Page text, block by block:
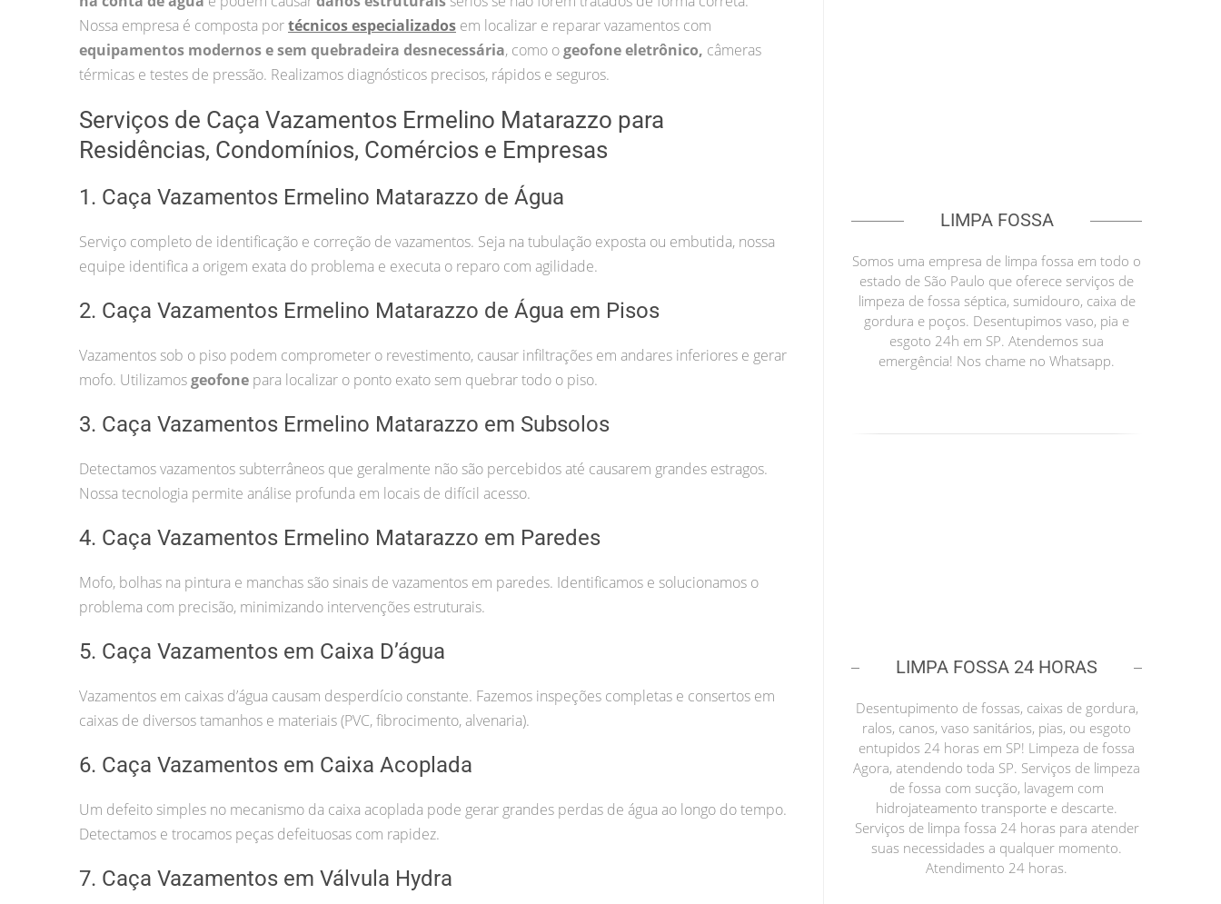
Nossa empresa é composta portécnicos especializados em localizar e reparar vazamentos com
equipamentos modernos e sem quebradeira desnecessária, como ogeofone eletrônico, câmeras
térmicas e testes de pressão. Realizamos diagnósticos precisos, rápidos e seguros.
Serviços de Caça Vazamentos Ermelino Matarazzo para
Residências, Condomínios, Comércios e Empresas
1. Caça Vazamentos Ermelino Matarazzo de Água
Serviço completo de identificação e correção de vazamentos. Seja na tubulação exposta ou embutida, nossa
equipe identifica a origem exata do problema e executa o reparo com agilidade.
2. Caça Vazamentos Ermelino Matarazzo de Água em Pisos
Vazamentos sob o piso podem comprometer o revestimento, causar infiltrações em andares inferiores e gerar
mofo. Utilizamosgeofone para localizar o ponto exato sem quebrar todo o piso.
3. Caça Vazamentos Ermelino Matarazzo em Subsolos
Detectamos vazamentos subterrâneos que geralmente não são percebidos até causarem grandes estragos.
Nossa tecnologia permite análise profunda em locais de difícil acesso.
4. Caça Vazamentos Ermelino Matarazzo em Paredes
Mofo, bolhas na pintura e manchas são sinais de vazamentos em paredes. Identificamos e solucionamos o
problema com precisão, minimizando intervenções estruturais.
5. Caça Vazamentos em Caixa D’água
Vazamentos em caixas d’água causam desperdício constante. Fazemos inspeções completas e consertos em
caixas de diversos tamanhos e materiais (PVC, fibrocimento, alvenaria).
6. Caça Vazamentos em Caixa Acoplada
Um defeito simples no mecanismo da caixa acoplada pode gerar grandes perdas de água ao longo do tempo.
Detectamos e trocamos peças defeituosas com rapidez.
7. Caça Vazamentos em Válvula Hydra
LIMPA FOSSA
Somos uma empresa de limpa fossa em todo o
estado de São Paulo que oferece serviços de
limpeza de fossa séptica, sumidouro, caixa de
gordura e poços. Desentupimos vaso, pia e
esgoto 24h em SP. Atendemos sua
emergência! Nos chame no Whatsapp.
LIMPA FOSSA 24 HORAS
Desentupimento de fossas, caixas de gordura,
ralos, canos, vaso sanitários, pias, ou esgoto
entupidos 24 horas em SP! Limpeza de fossa
Agora, atendendo toda SP. Serviços de limpeza
de fossa com sucção, lavagem com
hidrojateamento transporte e descarte.
Serviços de limpa fossa 24 horas para atender
suas necessidades a qualquer momento.
Atendimento 24 horas.